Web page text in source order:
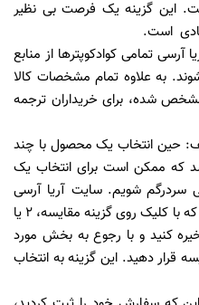
این گزینه یک فرصت بی نظیر
است.
آرسی تمامی کوادکوپتر‌ها از منابع
به علاوه تمام مشخصات کالا
شده، برای خریداران ترجمه
حین انتخاب یک‌ محصول با چند
که ممکن است برای انتخاب یک
سردرگم شویم. سایت آریا آرسی
موقعیتی را برایتان فراهم کرده که با کلیک روی گزینه مقایسه، ۲ یا
کنید و با رجوع به بخش مورد
قرار دهید. این گزینه به انتخاب